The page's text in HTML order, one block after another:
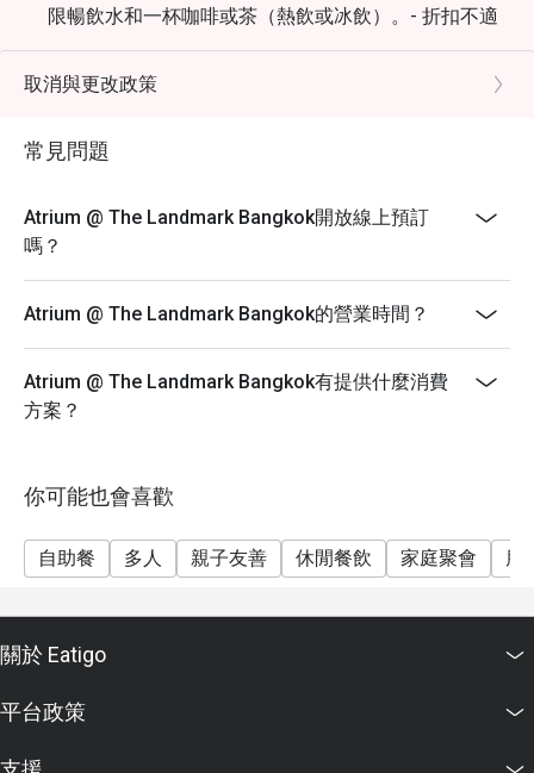
限暢飲水和一杯咖啡或茶（熱飲或冰飲）。- 折扣不適
用於額外飲品訂單。- 菜單和價格如有更改，恕不另行
通知。- 顯示價格不包括增值稅和服務費。- 折扣僅適用
於食物和增值稅，不包括服務費。是日海鮮： - 午餐 週
- 早午餐 週六至週日 及 晚餐 週五至週日：烤河蝦、清
蝦、韓國生蠔、新西蘭青口和海螺
- 晚餐 週一至週四：烤河蝦、清蒸泥蟹、白蝦、岩龍
蝦、韓國生蠔、新西蘭青口和海螺常見問題
Q1：Atrium 是什麼？提供哪種餐飲體驗？
A1：Atrium 是曼谷地標酒店（The Landmark
Bangkok）的全天候餐廳，提供國際自助餐和現場烹飪
劇場。您可以在此享用早餐、午餐、晚餐和週末早午
A2：早餐：每日 06:00 – 10:30
午餐自助餐：11:30 – 14:30（週一至週五）
週末早午餐：週六和週日 11:45 – 15:00
A3：您可以直接前往，但強烈建議預訂，特別是晚餐、
週末早午餐或促銷自助餐之夜，以確保您能獲得喜歡的
座位。
取消與更改政策
常見問題
Atrium @ The Landmark Bangkok開放線上預訂
嗎？
Atrium @ The Landmark Bangkok的營業時間？
Atrium @ The Landmark Bangkok有提供什麼消費
方案？
你可能也會喜歡
自助餐 多人 親子友善 休閒餐飲 家庭聚會 朋
關於 Eatigo
平台政策